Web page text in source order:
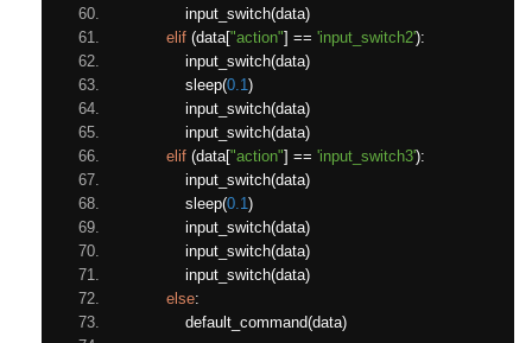
            input_switch
(data)
elif (data["action"] == 'input_switch2'):
            input_switch
(data)
            sleep
(0.1)
            input_switch
(data)
            input_switch
(data)
elif (data["action"] == 'input_switch3'):
            input_switch
(data)
            sleep
(0.1)
            input_switch
(data)
            input_switch
(data)
            input_switch
(data)
else:
            default_command
(data)